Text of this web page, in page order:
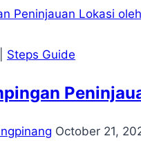
Steps Guide
October 21,